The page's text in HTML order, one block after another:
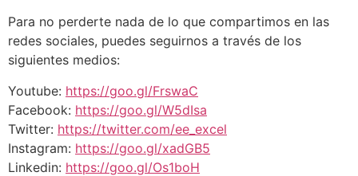
Para no perderte nada de lo que compartimos en las
redes sociales, puedes seguirnos a través de los
siguientes medios:
Youtube: https://goo.gl/FrswaC
Facebook: https://goo.gl/W5dIsa
Twitter: https://twitter.com/ee_excel
Instagram: https://goo.gl/xadGB5
Linkedin: https://goo.gl/Os1boH